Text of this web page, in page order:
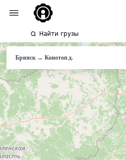
Найти грузы
Брянск→Конотопд.